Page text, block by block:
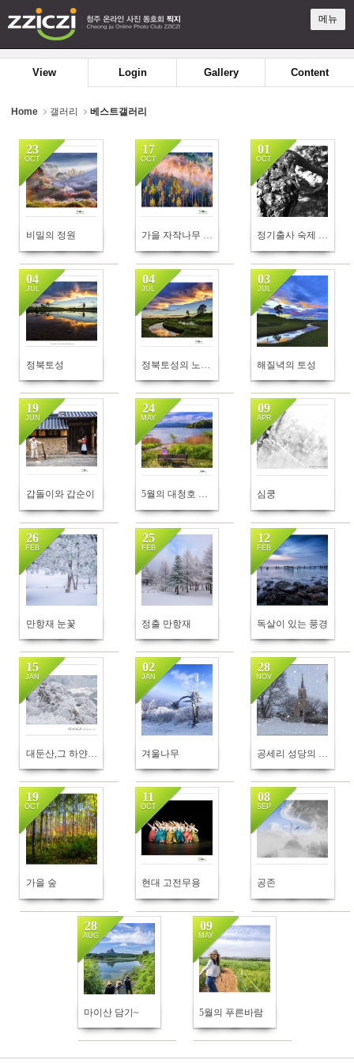
메뉴
View Login Gallery Content
Home 갤러리 베스트갤러리
비밀의 정원
23
OCT
179
가을 자작나무 숲사이로 아침햇살이 비추일때
17
OCT
144
정기출사 숙제 (임한리)
01
OCT
131
정북토성
04
JUL
156
정북토성의 노을풍경
04
JUL
132
해질녁의 토성
03
JUL
134
갑돌이와 갑순이
19
JUN
126
5월의 대청호 호반에서 2
24
MAY
163
심쿵
09
APR
229
만항재 눈꽃
26
FEB
156
정출 만항재
25
FEB
161
독살이 있는 풍경
12
FEB
161
대둔산,그 하얀 황홀함이란...
15
JAN
151
겨울나무
02
JAN
191
28
NOV
144
가을 숲
19
OCT
176
현대 고전무용
11
OCT
130
공존
08
SEP
208
마이산 담기~
28
AUG
189
5월의 푸른바람
09
MAY
248